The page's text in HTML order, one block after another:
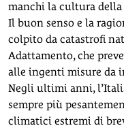
manchi la cultura della
Il buon senso e la
colpito da catastrofi
Adattamento, che
alle ingenti misure da
Negli ultimi anni,
sempre più
climatici estremi di